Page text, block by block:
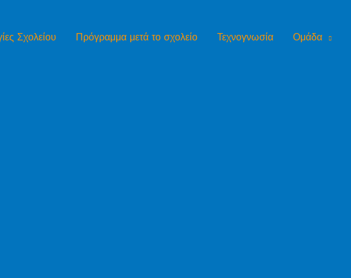
Σχολείου Πρόγραμμα μετά το σχολείο Τεχνογνωσία Ομάδα